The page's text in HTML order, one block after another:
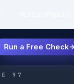
Run a Free Check
97